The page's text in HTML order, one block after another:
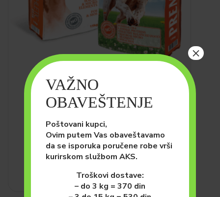
PSI HRANA ZA PSE (SUVA)
Premil Maxi Athletic 15kg
3,600.00 рсд
DODAJ U KORPU
VAŽNO
OBAVEŠTENJE
Poštovani kupci,
Ovim putem Vas obaveštavamo
da se isporuka poručene robe vrši
kurirskom službom AKS.
Troškovi dostave:
– do 3 kg = 370 din
×